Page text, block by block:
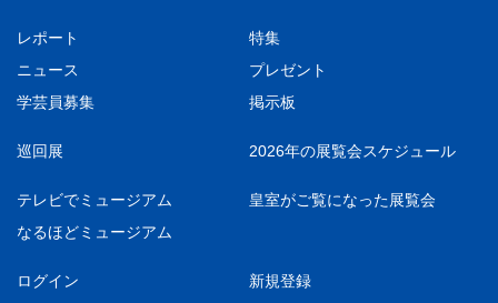
レポート
特集
ニュース
プレゼント
学芸員募集
掲示板
巡回展 2026年の展覧会スケジュール
テレビでミュージアム
皇室がご覧になった展覧会
なるほどミュージアム
ログイン
新規登録